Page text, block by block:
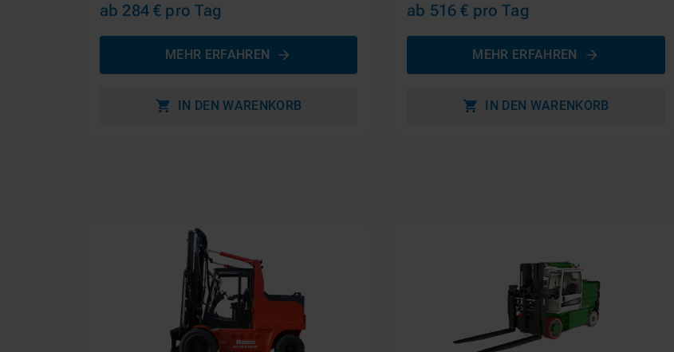
ab 284 € pro Tag
MEHR ERFAHREN
IN DEN WARENKORB
ab 516 € pro Tag
MEHR ERFAHREN
IN DEN WARENKORB